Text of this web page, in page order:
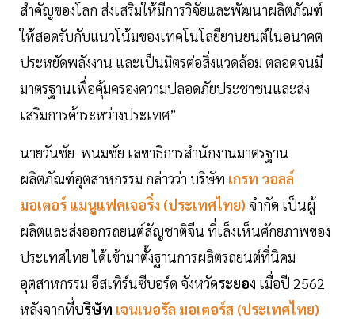
สำคัญของโลก ส่งเสริมให้มีการวิจัยและพัฒนาผลิตภัณฑ์
ให้สอดรับกับแนวโน้มของเทคโนโลยียานยนต์ในอนาคต
ประหยัดพลังงาน และเป็นมิตรต่อสิ่งแวดล้อม ตลอดจนมี
มาตรฐานเพื่อคุ้มครองความปลอดภัยประชาชนและส่ง
เสริมการค้าระหว่างประเทศ”
นายวันชัย พนมชัย เลขาธิการสำนักงานมาตรฐาน
ผลิตภัณฑ์อุตสาหกรรม กล่าวว่า บริษัท เกรท วอลล์
มอเตอร์ แมนูแฟคเจอริ่ง (ประเทศไทย) จำกัด เป็นผู้
ผลิตและส่งออกรถยนต์สัญชาติจีน ที่เล็งเห็นศักยภาพของ
ประเทศไทย ได้เข้ามาตั้งฐานการผลิตรถยนต์ที่นิคม
อุตสาหกรรม อีสเทิร์นซีบอร์ด จังหวัดระยอง เมื่อปี 2562
หลังจากที่บริษัท เจนเนอรัล มอเตอร์ส (ประเทศไทย)